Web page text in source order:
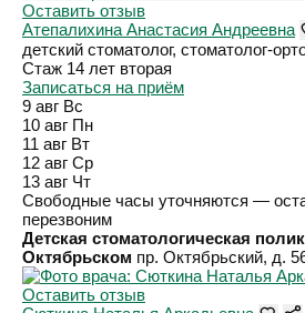
Оставить отзыв
Атепалихина Анастасия Андреевна
детский стоматолог, стоматолог-
Стаж 14 лет вторая
Записаться на приём
9 авг Вс
10 авг Пн
11 авг Вт
12 авг Ср
13 авг Чт
Свободные часы уточняются —
перезвоним
Детская стоматологическая
Октябрьском пр. Октябрьский, д.
Оставить отзыв